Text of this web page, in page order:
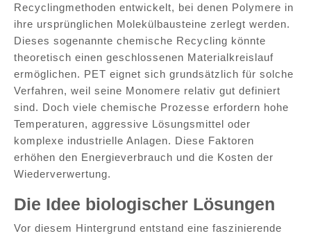
Recyclingmethoden entwickelt, bei denen Polymere in
ihre ursprünglichen Molekülbausteine zerlegt werden.
Dieses sogenannte chemische Recycling könnte
theoretisch einen geschlossenen Materialkreislauf
ermöglichen. PET eignet sich grundsätzlich für solche
Verfahren, weil seine Monomere relativ gut definiert
sind. Doch viele chemische Prozesse erfordern hohe
Temperaturen, aggressive Lösungsmittel oder
komplexe industrielle Anlagen. Diese Faktoren
erhöhen den Energieverbrauch und die Kosten der
Wiederverwertung.
Die Idee biologischer Lösungen
Vor diesem Hintergrund entstand eine faszinierende